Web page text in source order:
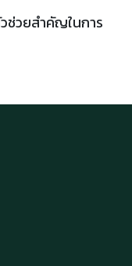
ช่วยสำคัญในการ